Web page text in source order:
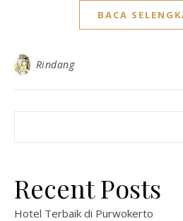
BACA
Rindang
Recent Posts
Hotel Terbaik di Purwokerto